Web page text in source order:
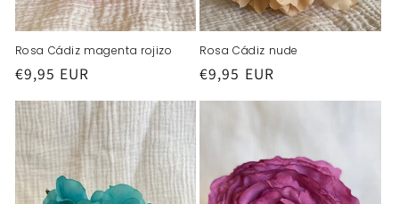
Rosa Cádiz magenta rojizo
Precio
habitual
€9,95 EUR
Rosa Cádiz nude
Precio
habitual
€9,95 EUR